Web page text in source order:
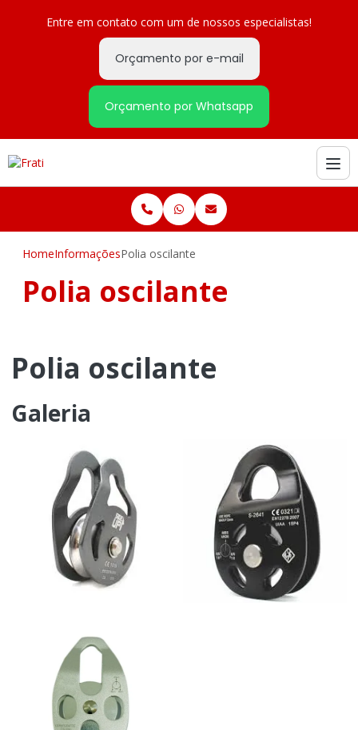
Entre em contato com um de nossos especialistas!
Orçamento por e-mail
Orçamento por Whatsapp
HomeInformaçõesPolia oscilante
Polia oscilante
Polia oscilante
Galeria